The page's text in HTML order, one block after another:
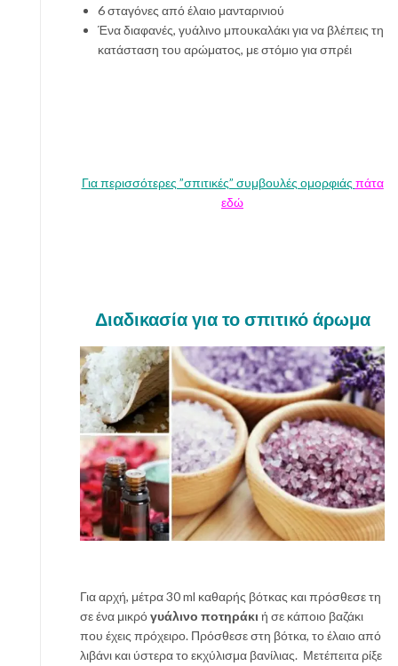
6 σταγόνες από έλαιο μανταρινιού
Ένα διαφανές, γυάλινο μπουκαλάκι για να βλέπεις τη
κατάσταση του αρώματος, με στόμιο για σπρέι
Για περισσότερες ”σπιτικές” συμβουλές ομορφιάς πάτα
εδώ
Διαδικασία για το σπιτικό άρωμα
Για αρχή, μέτρα 30 ml καθαρής βότκας και πρόσθεσε τη
σε ένα μικρόγυάλινο ποτηράκι ή σε κάποιο βαζάκι
που έχεις πρόχειρο. Πρόσθεσε στη βότκα, το έλαιο από
λιβάνι και ύστερα το εκχύλισμα βανίλιας. Μετέπειτα ρίξε